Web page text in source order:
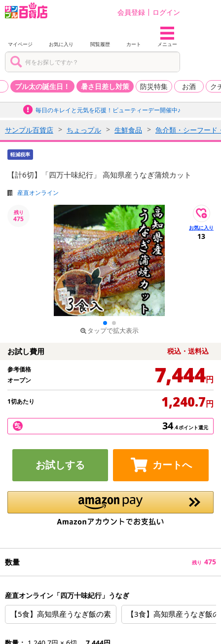
会員登録 ログイン
マイページ お気に入り 閲覧履歴 カート メニュー
プル太の誕生日！ 暑さ日差し対策 防災特集 お酒 ク
毎日のキレイと元気を応援！ビューティーデー開催中♪
サンプル百貨店 ちょっプル 生鮮食品 魚介類・シーフード
軽減税率
【計6切】「四万十味紀行」 高知県産うなぎ蒲焼カット
産直オンライン
残り
475
タップで拡大表示
13
お試し費用 税込・送料込
参考価格
オープン
7,444円
1切あたり 1,240.7円
34.4ポイント還元
お試しする カートへ
数量 残り 475
産直オンライン「四万十味紀行」うなぎ
【5食】高知県産うなぎ飯の素 【3食】高知県産うなぎ飯